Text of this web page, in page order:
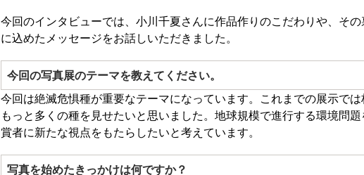
今回のインタビューでは、小川千夏さんに作品作りのこだわりや、そ
に込めたメッセージをお話しいただきました。
今回の写真展のテーマを教えてください。
今回は絶滅危惧種が重要なテーマになっています。これまでの展示では
もっと多くの種を見せたいと思いました。地球規模で進行する環境問
賞者に新たな視点をもたらしたいと考えています。
写真を始めたきっかけは何ですか？